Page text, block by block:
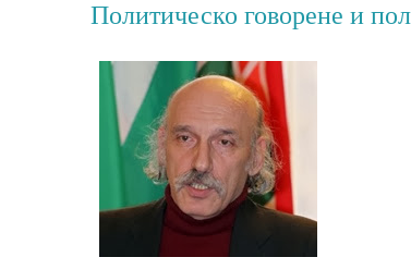
Политическо говорене и